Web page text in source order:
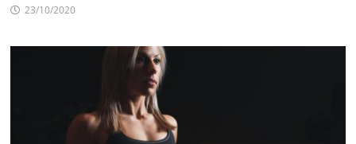
23/10/2020